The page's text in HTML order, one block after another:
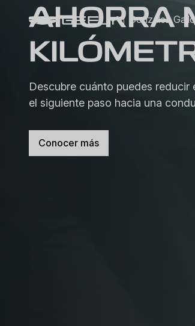
González Gallo
AHORRA
Descubre cuánto puedes
el siguiente paso hacia una
Conocer más